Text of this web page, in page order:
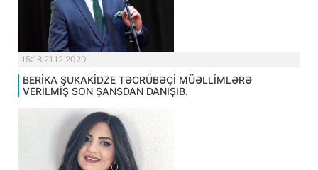
15:18 21.12.2020
BERİKA ŞUKAKİDZE TƏCRÜBƏÇİ MÜƏLLİMLƏRƏ
VERİLMİŞ SON ŞANSDAN DANIŞIB.